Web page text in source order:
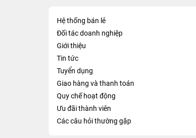
Hệ thống bán lẻ
Đối tác doanh nghiệp
Giới thiệu
Tin tức
Tuyển dụng
Giao hàng và thanh toán
Quy chế hoạt động
Ưu đãi thành viên
Các câu hỏi thường gặp